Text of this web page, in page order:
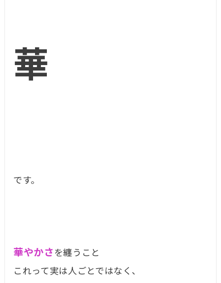
華
です。
華やかさ を纏うこと
これって実は人ごとではなく、